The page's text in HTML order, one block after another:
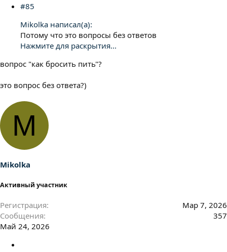
#85
Mikolka написал(а):
Потому что это вопросы без ответов
Нажмите для раскрытия...
вопрос "как бросить пить"?
это вопрос без ответа?)
M
Mikolka
Активный участник
Регистрация
Мар 7, 2026
Сообщения
357
Май 24, 2026